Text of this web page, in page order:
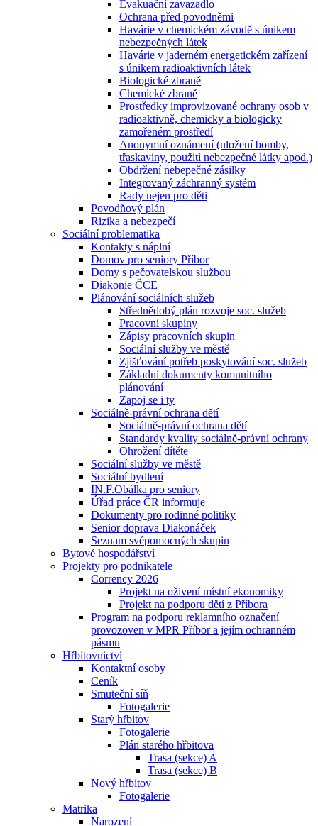
Evakuační zavazadlo
Ochrana před povodněmi
Havárie v chemickém závodě s únikem
nebezpečných látek
Havárie v jaderném energetickém zařízení
s únikem radioaktivních látek
Biologické zbraně
Chemické zbraně
Prostředky improvizované ochrany osob v
radioaktivně, chemicky a biologicky
zamořeném prostředí
Anonymní oznámení (uložení bomby,
třaskaviny, použití nebezpečné látky apod.)
Obdržení nebepečné zásilky
Integrovaný záchranný systém
Rady nejen pro děti
Povodňový plán
Rizika a nebezpečí
Sociální problematika
Kontakty s náplní
Domov pro seniory Příbor
Domy s pečovatelskou službou
Diakonie ČCE
Plánování sociálních služeb
Střednědobý plán rozvoje soc. služeb
Pracovní skupiny
Zápisy pracovních skupin
Sociální služby ve městě
Zjišťování potřeb poskytování soc. služeb
Základní dokumenty komunitního
plánování
Zapoj se i ty
Sociálně-právní ochrana dětí
Sociálně-právní ochrana dětí
Standardy kvality sociálně-právní ochrany
Ohrožení dítěte
Sociální služby ve městě
Sociální bydlení
IN.F.Obálka pro seniory
Úřad práce ČR informuje
Dokumenty pro rodinné politiky
Senior doprava Diakonáček
Seznam svépomocných skupin
Bytové hospodářství
Projekty pro podnikatele
Corrency 2026
Projekt na oživení místní ekonomiky
Projekt na podporu dětí z Příbora
Program na podporu reklamního označení
provozoven v MPR Příbor a jejím ochranném
pásmu
Hřbitovnictví
Kontaktní osoby
Ceník
Smuteční síň
Fotogalerie
Starý hřbitov
Fotogalerie
Plán starého hřbitova
Trasa (sekce) A
Trasa (sekce) B
Nový hřbitov
Fotogalerie
Matrika
Narození